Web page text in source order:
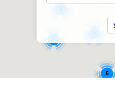
7
9
9
5